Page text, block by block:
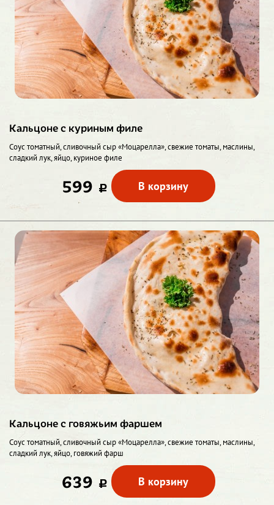
Кальцоне с куриным филе
Соус томатный, сливочный сыр «Моцарелла», свежие томаты, маслины,
сладкий лук, яйцо, куриное филе
599 c В корзину
Кальцоне с говяжьим фаршем
Соус томатный, сливочный сыр «Моцарелла», свежие томаты, маслины,
сладкий лук, яйцо, говяжий фарш
639 c В корзину